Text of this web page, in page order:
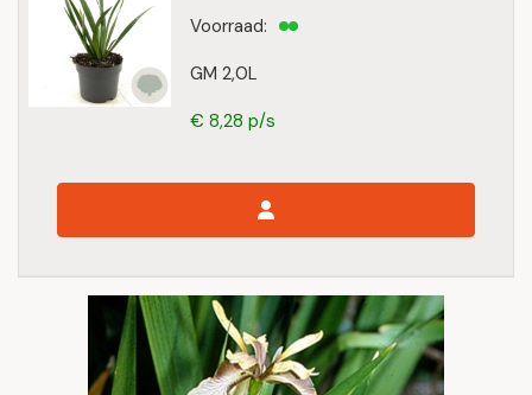
GM 2,0L
Voorraad:
€ 8,28 p/s